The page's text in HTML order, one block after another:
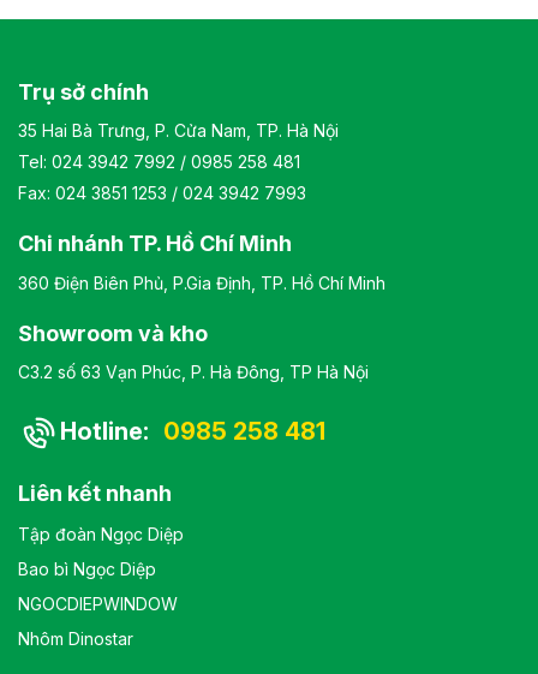
Trụ sở chính
35 Hai Bà Trưng, P. Cửa Nam, TP. Hà Nội
Tel: 024 3942 7992 / 0985 258 481
Fax: 024 3851 1253 / 024 3942 7993
Chi nhánh TP. Hồ Chí Minh
360 Điện Biên Phủ, P.Gia Định, TP. Hồ Chí Minh
Showroom và kho
C3.2 số 63 Vạn Phúc, P. Hà Đông, TP Hà Nội
Hotline: 0985 258 481
Liên kết nhanh
Tập đoàn Ngọc Diệp
Bao bì Ngọc Diệp
NGOCDIEPWINDOW
Nhôm Dinostar